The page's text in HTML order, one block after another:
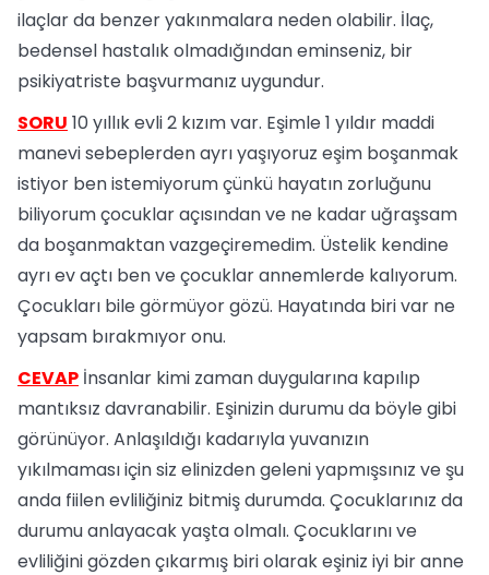
ilaçlar da benzer yakınmalara neden olabilir. İlaç,
bedensel hastalık olmadığından eminseniz, bir
psikiyatriste başvurmanız uygundur.
SORU 10 yıllık evli 2 kızım var. Eşimle 1 yıldır maddi
manevi sebeplerden ayrı yaşıyoruz eşim boşanmak
istiyor ben istemiyorum çünkü hayatın zorluğunu
biliyorum çocuklar açısından ve ne kadar uğraşsam
da boşanmaktan vazgeçiremedim. Üstelik kendine
ayrı ev açtı ben ve çocuklar annemlerde kalıyorum.
Çocukları bile görmüyor gözü. Hayatında biri var ne
yapsam bırakmıyor onu.
CEVAP İnsanlar kimi zaman duygularına kapılıp
mantıksız davranabilir. Eşinizin durumu da böyle gibi
görünüyor. Anlaşıldığı kadarıyla yuvanızın
yıkılmaması için siz elinizden geleni yapmışsınız ve şu
anda fiilen evliliğiniz bitmiş durumda. Çocuklarınız da
durumu anlayacak yaşta olmalı. Çocuklarını ve
evliliğini gözden çıkarmış biri olarak eşiniz iyi bir anne